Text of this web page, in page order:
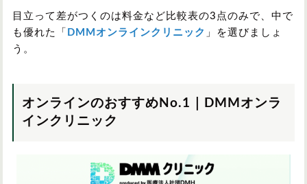
目立って差がつくのは料金など比較表の3点のみで、中で
も優れた「 DMMオンラインクリニック 」を選びましょ
う。
オンラインのおすすめNo.1｜DMMオンラ
インクリニック